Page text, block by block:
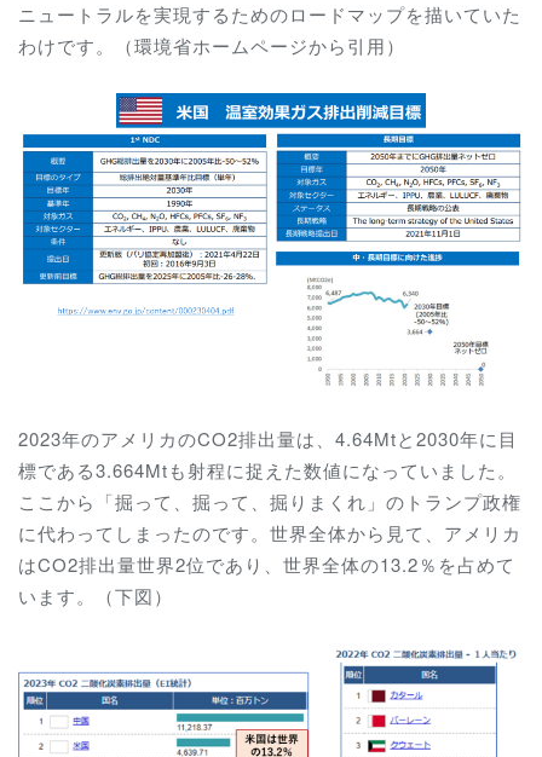
ニュートラルを実現するためのロードマップを描いていた
わけです。（環境省ホームページから引用）
2023年のアメリカのCO2排出量は、4.64Mtと2030年に目
標である3.664Mtも射程に捉えた数値になっていました。
ここから「掘って、掘って、掘りまくれ」のトランプ政権
に代わってしまったのです。世界全体から見て、アメリカ
はCO2排出量世界2位であり、世界全体の13.2％を占めて
います。（下図）